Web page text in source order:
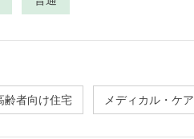
齢者向け住宅 メディカル・ケ